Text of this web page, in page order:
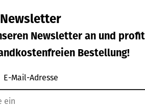
Preis:
-Edition |
LOVE OF
Newsletter
Newsletter an und
Bestellung!
E-Mail-Adresse